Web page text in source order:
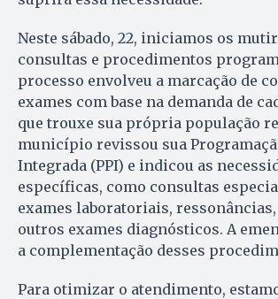
Neste sábado, 22, iniciamos os
consultas e procedimentos
processo envolveu a marcação de
exames com base na demanda de
que trouxe sua própria população
município revissou sua
Integrada (PPI) e indicou as
específicas, como consultas
exames laboratoriais,
outros exames diagnósticos. A
a complementação desses
Para otimizar o atendimento,